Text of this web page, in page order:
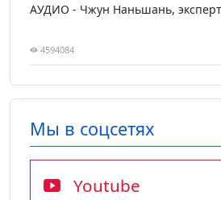
АУДИО - Чжун Наньшань,
4594084
Мы в соцсетях
Youtube